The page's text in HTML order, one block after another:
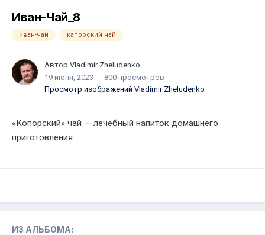
Иван-Чай_8
иван-чай капорский чай
Автор Vladimir Zheludenko
19 июня, 2023
800 просмотров
Просмотр изображений Vladimir Zheludenko
«Копорский» чай — лечебный напиток домашнего
приготовления
ИЗ АЛЬБОМА: